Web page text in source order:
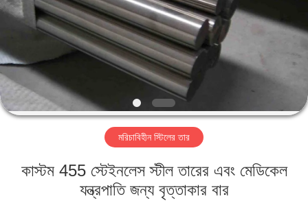
পণ্য
ভিডিও
আমাদের
সম্পর্কে
কারখানা
মরিচাবিহীন স্টিলের তার
কাস্টম 455 স্টেইনলেস স্টীল তারের এবং মেডিকেল
যন্ত্রপাতি জন্য বৃত্তাকার বার